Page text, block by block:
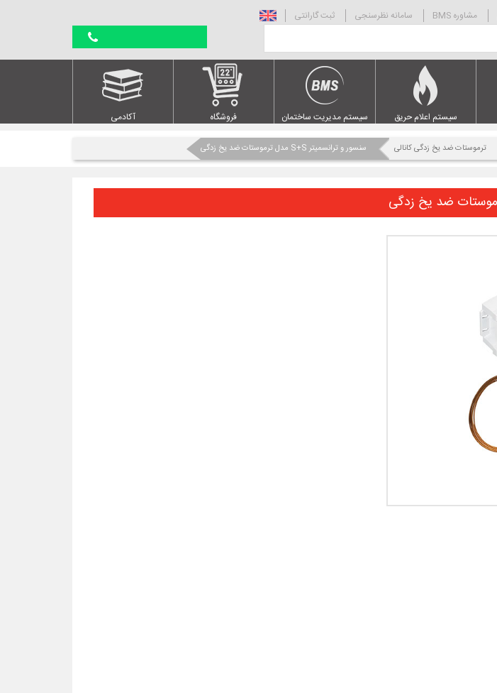
مشاوره BMS سامانه نظرسنجی
ثبت گارانتی
سیستم اعلام حریق سیستم مدیریت ساختمان فروشگاه آکادمی
ترموستات ضد یخ زدگی کانالی سنسور و ترانسمیتر S+S مدل ترموستات ضد یخ زدگی